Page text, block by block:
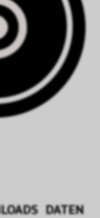
DATEN